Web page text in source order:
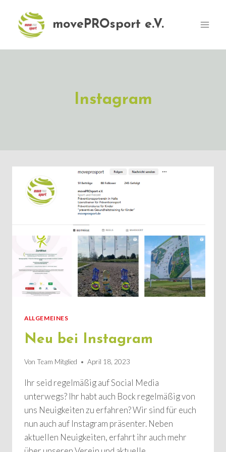
Inhalt
springen
movePROsport e.V.
Instagram
ALLGEMEINES
Neu bei Instagram
Von Team Mitglied April 18, 2023
Ihr seid regelmäßig auf Social Media
unterwegs? Ihr habt auch Bock regelmäßig von
uns Neuigkeiten zu erfahren? Wir sind für euch
nun auch auf Instagram präsenter. Neben
aktuellen Neuigkeiten, erfahrt ihr auch mehr